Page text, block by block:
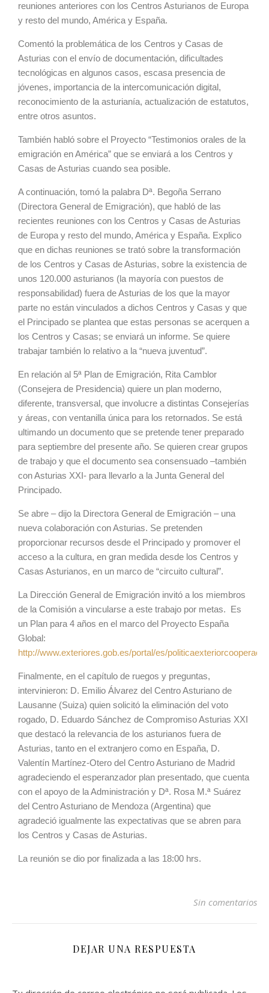
reuniones anteriores con los Centros Asturianos de Europa
y resto del mundo, América y España.
Comentó la problemática de los Centros y Casas de
Asturias con el envío de documentación, dificultades
tecnológicas en algunos casos, escasa presencia de
jóvenes, importancia de la intercomunicación digital,
reconocimiento de la asturianía, actualización de estatutos,
entre otros asuntos.
También habló sobre el Proyecto “Testimonios orales de la
emigración en América” que se enviará a los Centros y
Casas de Asturias cuando sea posible.
A continuación, tomó la palabra Dª. Begoña Serrano
(Directora General de Emigración), que habló de las
recientes reuniones con los Centros y Casas de Asturias
de Europa y resto del mundo, América y España. Explico
que en dichas reuniones se trató sobre la transformación
de los Centros y Casas de Asturias, sobre la existencia de
unos 120.000 asturianos (la mayoría con puestos de
responsabilidad) fuera de Asturias de los que la mayor
parte no están vinculados a dichos Centros y Casas y que
el Principado se plantea que estas personas se acerquen a
los Centros y Casas; se enviará un informe. Se quiere
trabajar también lo relativo a la “nueva juventud”.
En relación al 5ª Plan de Emigración, Rita Camblor
(Consejera de Presidencia) quiere un plan moderno,
diferente, transversal, que involucre a distintas Consejerías
y áreas, con ventanilla única para los retornados. Se está
ultimando un documento que se pretende tener preparado
para septiembre del presente año. Se quieren crear grupos
de trabajo y que el documento sea consensuado –también
con Asturias XXI- para llevarlo a la Junta General del
Principado.
Se abre – dijo la Directora General de Emigración – una
nueva colaboración con Asturias. Se pretenden
proporcionar recursos desde el Principado y promover el
acceso a la cultura, en gran medida desde los Centros y
Casas Asturianos, en un marco de “circuito cultural”.
La Dirección General de Emigración invitó a los miembros
de la Comisión a vincularse a este trabajo por metas. Es
un Plan para 4 años en el marco del Proyecto España
Global:
http://www.exteriores.gob.es/portal/es/
Finalmente, en el capítulo de ruegos y preguntas,
intervinieron: D. Emilio Álvarez del Centro Asturiano de
Lausanne (Suiza) quien solicitó la eliminación del voto
rogado, D. Eduardo Sánchez de Compromiso Asturias XXI
que destacó la relevancia de los asturianos fuera de
Asturias, tanto en el extranjero como en España, D.
Valentín Martínez-Otero del Centro Asturiano de Madrid
agradeciendo el esperanzador plan presentado, que cuenta
con el apoyo de la Administración y Dª. Rosa M.ª Suárez
del Centro Asturiano de Mendoza (Argentina) que
agradeció igualmente las expectativas que se abren para
los Centros y Casas de Asturias.
La reunión se dio por finalizada a las 18:00 hrs.
Sin comentarios
DEJAR UNA RESPUESTA